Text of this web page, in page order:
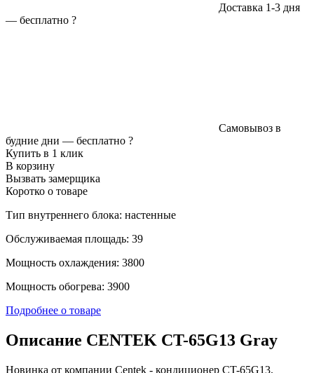
Доставка 1-3 дня
— бесплатно ?
Самовывоз в
будние дни — бесплатно ?
Купить в 1 клик
В корзину
Вызвать замерщика
Коротко о товаре
Тип внутреннего блока: настенные
Обслуживаемая площадь: 39
Мощность охлаждения: 3800
Мощность обогрева: 3900
Подробнее о товаре
Описание CENTEK CT-65G13 Gray
Новинка от компании Centek - кондиционер CT-65G13.